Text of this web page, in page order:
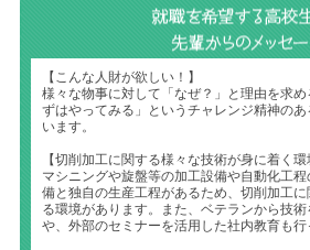
【こんな人財が欲しい！】
様々な物事に対して「なぜ？」と理由を求
ずはやってみる」というチャレンジ精神の
います。
【切削加工に関する様々な技術が身に着く環
マシニングや旋盤等の加工設備や自動化工
備と独自の生産工程があるため、切削加工
る環境があります。また、ベテランから技
や、外部のセミナーを活用した社内教育も行